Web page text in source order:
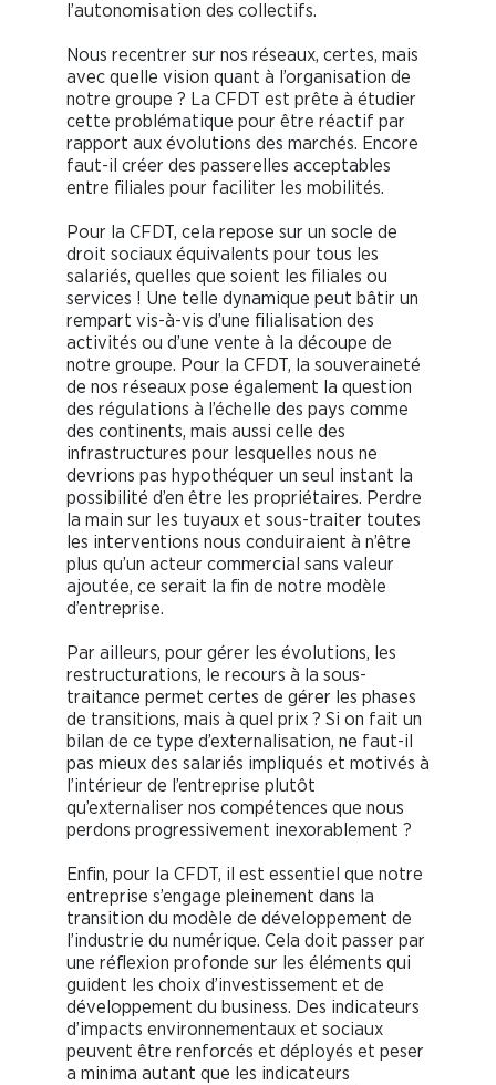
l’autonomisation des collectifs.
Nous recentrer sur nos réseaux, certes, mais
avec quelle vision quant à l’organisation de
notre groupe ? La CFDT est prête à étudier
cette problématique pour être réactif par
rapport aux évolutions des marchés. Encore
faut-il créer des passerelles acceptables
entre filiales pour faciliter les mobilités.
Pour la CFDT, cela repose sur un socle de
droit sociaux équivalents pour tous les
salariés, quelles que soient les filiales ou
services ! Une telle dynamique peut bâtir un
rempart vis-à-vis d’une filialisation des
activités ou d’une vente à la découpe de
notre groupe. Pour la CFDT, la souveraineté
de nos réseaux pose également la question
des régulations à l’échelle des pays comme
des continents, mais aussi celle des
infrastructures pour lesquelles nous ne
devrions pas hypothéquer un seul instant la
possibilité d’en être les propriétaires. Perdre
la main sur les tuyaux et sous-traiter toutes
les interventions nous conduiraient à n’être
plus qu’un acteur commercial sans valeur
ajoutée, ce serait la fin de notre modèle
d’entreprise.
Par ailleurs, pour gérer les évolutions, les
restructurations, le recours à la sous-
traitance permet certes de gérer les phases
de transitions, mais à quel prix ? Si on fait un
bilan de ce type d’externalisation, ne faut-il
pas mieux des salariés impliqués et motivés à
l’intérieur de l’entreprise plutôt
qu’externaliser nos compétences que nous
perdons progressivement inexorablement ?
Enfin, pour la CFDT, il est essentiel que notre
entreprise s’engage pleinement dans la
transition du modèle de développement de
l’industrie du numérique. Cela doit passer par
une réflexion profonde sur les éléments qui
guident les choix d’investissement et de
développement du business. Des indicateurs
d’impacts environnementaux et sociaux
peuvent être renforcés et déployés et peser
a minima autant que les indicateurs